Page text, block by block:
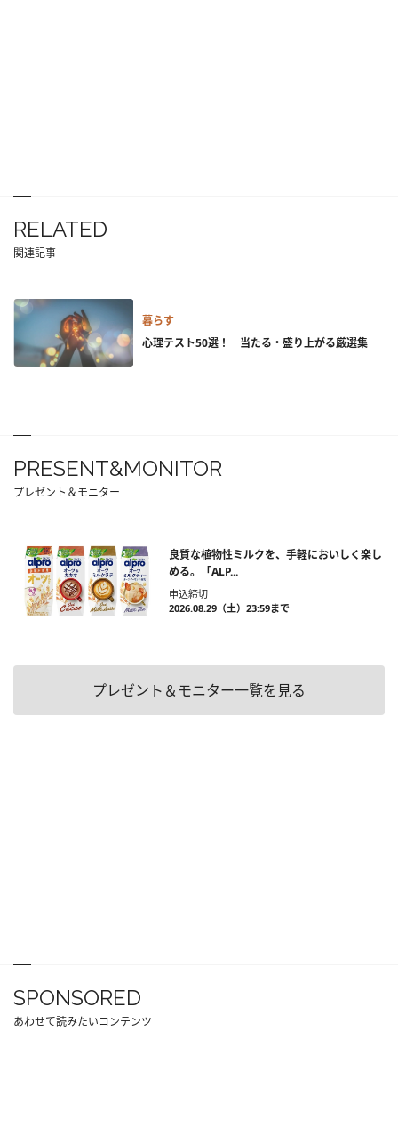
RELATED
関連記事
暮らす
心理テスト50選！ 当たる・盛り上がる厳選集
PRESENT&MONITOR
プレゼント＆モニター
良質な植物性ミルクを、手軽においしく楽し
める。「ALP...
申込締切
2026.08.29（土）23:59まで
プレゼント＆モニター一覧を見る
SPONSORED
あわせて読みたいコンテンツ